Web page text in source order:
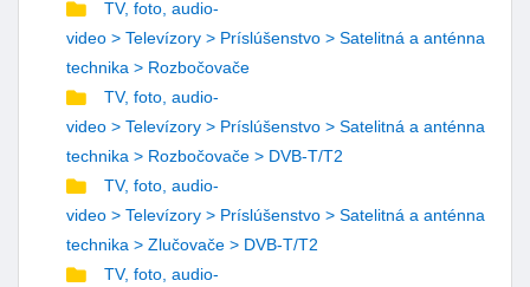
TV, foto, audio-
video > Televízory > Príslúšenstvo > Satelitná a anténna
technika > Rozbočovače
TV, foto, audio-
video > Televízory > Príslúšenstvo > Satelitná a anténna
technika > Rozbočovače > DVB-T/T2
TV, foto, audio-
video > Televízory > Príslúšenstvo > Satelitná a anténna
technika > Zlučovače > DVB-T/T2
TV, foto, audio-